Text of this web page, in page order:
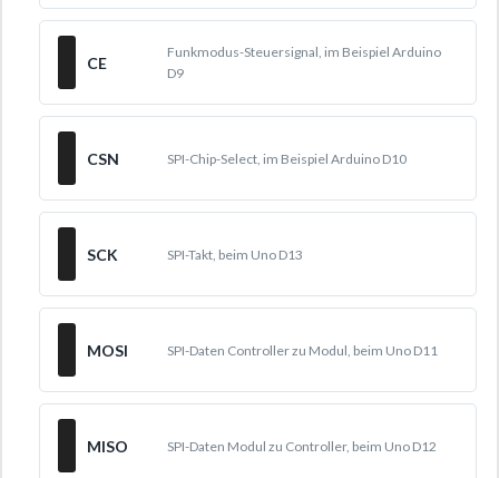
CE
Funkmodus-Steuersignal, im Beispiel Arduino
D9
CSN SPI-Chip-Select, im Beispiel Arduino D10
SCK SPI-Takt, beim Uno D13
MOSI SPI-Daten Controller zu Modul, beim Uno D11
MISO SPI-Daten Modul zu Controller, beim Uno D12